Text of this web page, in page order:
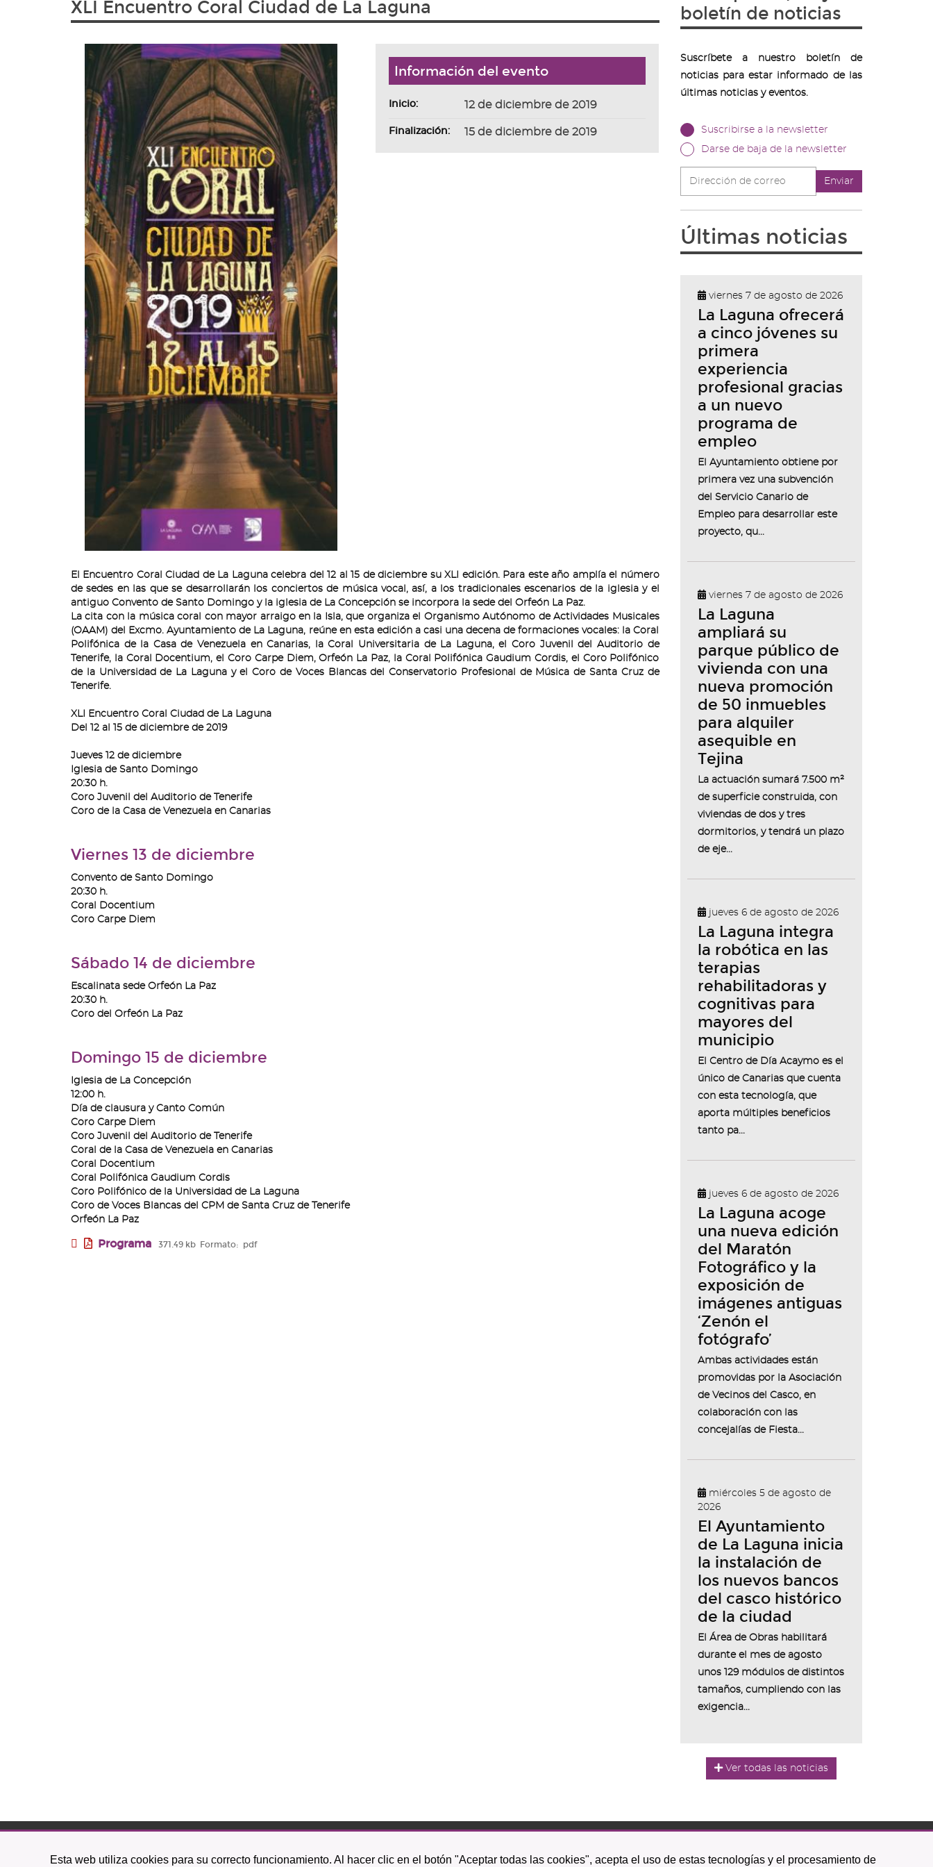
Esta web utiliza cookies para su correcto funcionamiento. Al hacer clic en el botón "Aceptar todas las cookies", acepta el uso de estas tecnologías y el procesamiento de
ir
a
página
inicio
XLI Encuentro Coral Ciudad de La Laguna
Información del evento
Inicio: 12 de diciembre de 2019
Finalización: 15 de diciembre de 2019
El Encuentro Coral Ciudad de La Laguna celebra del 12 al 15 de diciembre su XLI edición. Para este año amplía el número
de sedes en las que se desarrollarán los conciertos de música vocal, así, a los tradicionales escenarios de la iglesia y el
antiguo Convento de Santo Domingo y la iglesia de La Concepción se incorpora la sede del Orfeón La Paz.
La cita con la música coral con mayor arraigo en la Isla, que organiza el Organismo Autónomo de Actividades Musicales
(OAAM) del Excmo. Ayuntamiento de La Laguna, reúne en esta edición a casi una decena de formaciones vocales: la Coral
Polifónica de la Casa de Venezuela en Canarias, la Coral Universitaria de La Laguna, el Coro Juvenil del Auditorio de
Tenerife, la Coral Docentium, el Coro Carpe Diem, Orfeón La Paz, la Coral Polifónica Gaudium Cordis, el Coro Polifónico
de la Universidad de La Laguna y el Coro de Voces Blancas del Conservatorio Profesional de Música de Santa Cruz de
Tenerife.
XLI Encuentro Coral Ciudad de La Laguna
Del 12 al 15 de diciembre de 2019
Jueves 12 de diciembre
Iglesia de Santo Domingo
20:30 h.
Coro Juvenil del Auditorio de Tenerife
Coro de la Casa de Venezuela en Canarias
Viernes 13 de diciembre
Convento de Santo Domingo
20:30 h.
Coral Docentium
Coro Carpe Diem
Sábado 14 de diciembre
Escalinata sede Orfeón La Paz
20:30 h.
Coro del Orfeón La Paz
Domingo 15 de diciembre
Iglesia de La Concepción
12:00 h.
Día de clausura y Canto Común
Coro Carpe Diem
Coro Juvenil del Auditorio de Tenerife
Coral de la Casa de Venezuela en Canarias
Coral Docentium
Coral Polifónica Gaudium Cordis
Coro Polifónico de la Universidad de La Laguna
Coro de Voces Blancas del CPM de Santa Cruz de Tenerife
Orfeón La Paz
Programa 371.49 kb Formato: pdf
boletín de noticias
Suscríbete a nuestro boletín de
noticias para estar informado de las
últimas noticias y eventos.
Suscribirse a la newsletter
Darse de baja de la newsletter
de
Enviar
Últimas noticias
viernes 7 de agosto de 2026
La Laguna ofrecerá
a cinco jóvenes su
primera
experiencia
profesional gracias
a un nuevo
programa de
empleo
El Ayuntamiento obtiene por
primera vez una subvención
del Servicio Canario de
Empleo para desarrollar este
proyecto, qu...
viernes 7 de agosto de 2026
La Laguna
ampliará su
parque público de
vivienda con una
nueva promoción
de 50 inmuebles
para alquiler
asequible en
Tejina
La actuación sumará 7.500 m²
de superficie construida, con
viviendas de dos y tres
dormitorios, y tendrá un plazo
de eje...
jueves 6 de agosto de 2026
La Laguna integra
la robótica en las
terapias
rehabilitadoras y
cognitivas para
mayores del
municipio
El Centro de Día Acaymo es el
único de Canarias que cuenta
con esta tecnología, que
aporta múltiples beneficios
tanto pa...
jueves 6 de agosto de 2026
La Laguna acoge
una nueva edición
del Maratón
Fotográfico y la
exposición de
imágenes antiguas
‘Zenón el
fotógrafo’
Ambas actividades están
promovidas por la Asociación
de Vecinos del Casco, en
colaboración con las
concejalías de Fiesta...
miércoles 5 de agosto de
2026
El Ayuntamiento
de La Laguna inicia
la instalación de
los nuevos bancos
del casco histórico
de la ciudad
El Área de Obras habilitará
durante el mes de agosto
unos 129 módulos de distintos
tamaños, cumpliendo con las
exigencia...
Ver todas las noticias
38201 La Laguna